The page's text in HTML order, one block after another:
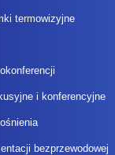
termowizyjne
i konferencyjne
bezprzewodowej